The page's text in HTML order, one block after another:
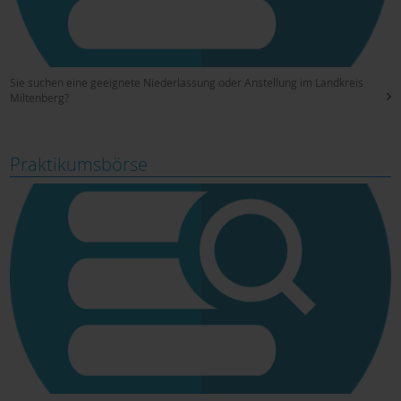
Sie suchen eine geeignete Niederlassung oder Anstellung im Landkreis
Miltenberg?
Praktikumsbörse